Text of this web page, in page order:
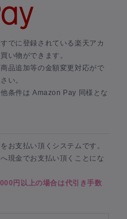
でに登録されている楽天アカ
い物ができます。
品追加等の金額変更対応がで
い。
条件は Amazon Pay 同様とな
お支払い頂くシステムです。
現金でお支払い頂くことにな
円以上の場合は代引き手数